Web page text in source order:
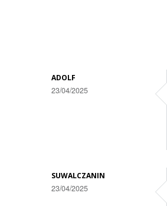
Spadła
Suwałkach
ADOLF
23/04/2025
SUWALCZANIN
23/04/2025